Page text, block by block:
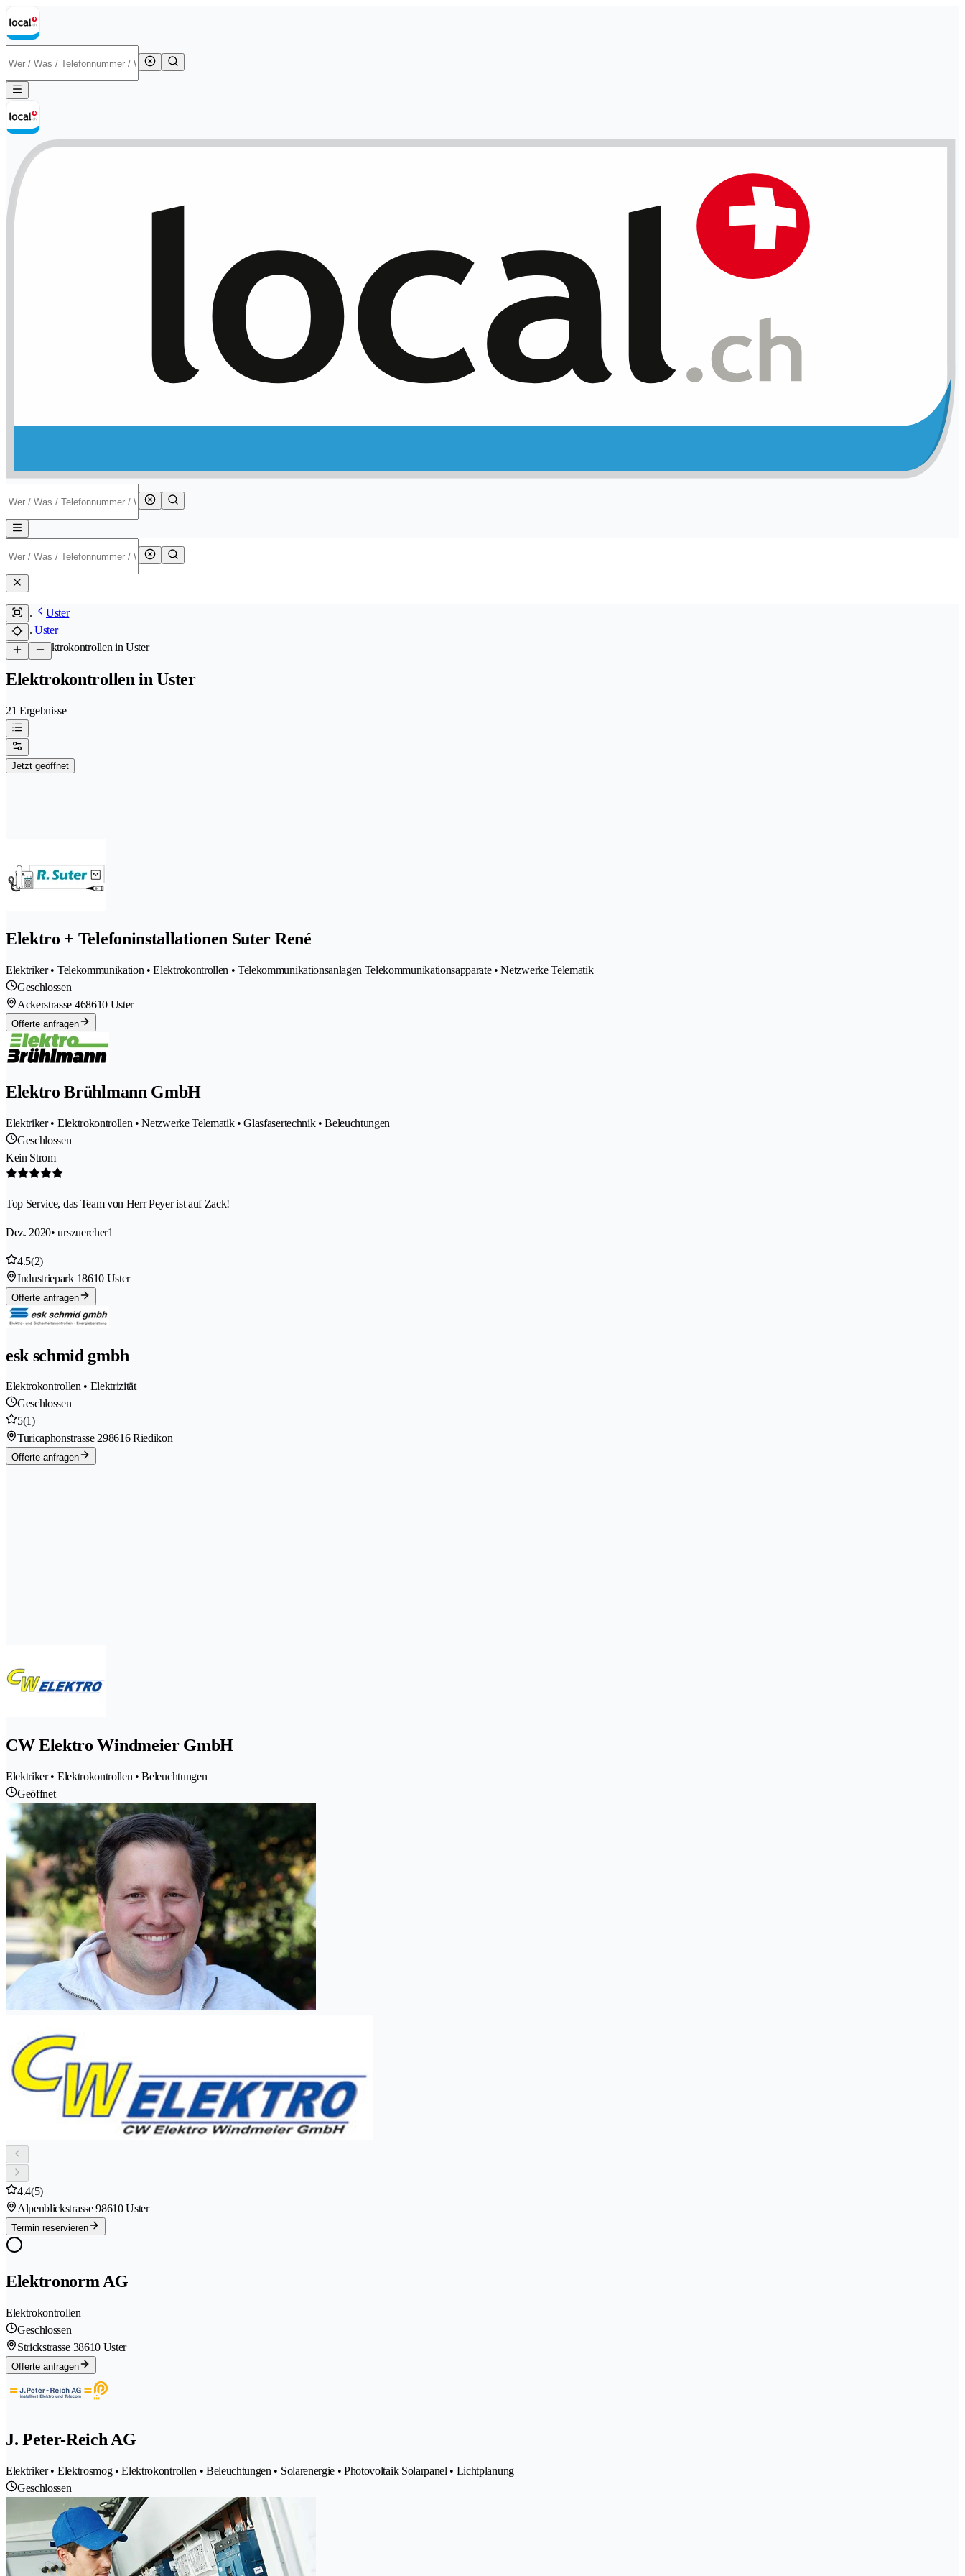
Uster
Uster
/Elektrokontrollen in Uster
Elektrokontrollen in Uster
21 Ergebnisse
Jetzt geöffnet
Elektro + Telefoninstallationen Suter René
Elektriker • Telekommunikation • Elektrokontrollen • Telekommunikationsanlagen Telekommunikationsapparate • Netzwerke Telematik
Geschlossen
Ackerstrasse 468610 Uster
Offerte anfragen
Elektro Brühlmann GmbH
Elektriker • Elektrokontrollen • Netzwerke Telematik • Glasfasertechnik • Beleuchtungen
Geschlossen
Kein Strom
Top Service, das Team von Herr Peyer ist auf Zack!
Dez. 2020• urszuercher1
4.5(2)
Industriepark 18610 Uster
Offerte anfragen
esk schmid gmbh
Elektrokontrollen • Elektrizität
Geschlossen
5(1)
Turicaphonstrasse 298616 Riedikon
Offerte anfragen
CW Elektro Windmeier GmbH
Elektriker • Elektrokontrollen • Beleuchtungen
Geöffnet
4.4(5)
Alpenblickstrasse 98610 Uster
Termin reservieren
Elektronorm AG
Elektrokontrollen
Geschlossen
Strickstrasse 38610 Uster
Offerte anfragen
J. Peter-Reich AG
Elektriker • Elektrosmog • Elektrokontrollen • Beleuchtungen • Solarenergie • Photovoltaik Solarpanel • Lichtplanung
Geschlossen